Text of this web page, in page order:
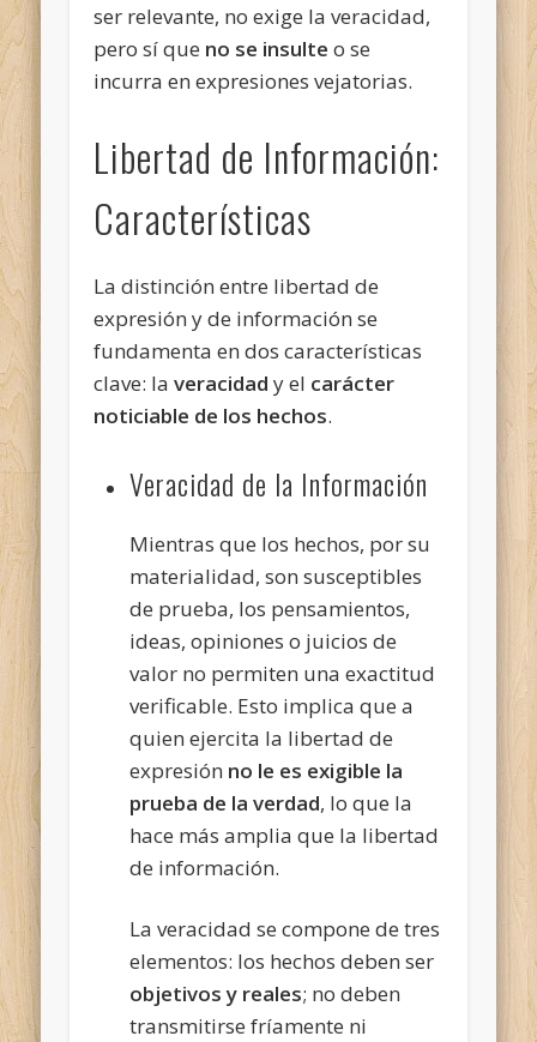
ser relevante, no exige la veracidad,
pero sí que no se insulte o se
incurra en expresiones vejatorias.
Libertad de Información:
Características
La distinción entre libertad de
expresión y de información se
fundamenta en dos características
clave: laveracidad y el carácter
noticiable de los hechos.
Veracidad de la Información
Mientras que los hechos, por su
materialidad, son susceptibles
de prueba, los pensamientos,
ideas, opiniones o juicios de
valor no permiten una exactitud
verificable. Esto implica que a
quien ejercita la libertad de
expresión no le es exigible la
prueba de la verdad, lo que la
hace más amplia que la libertad
de información.
La veracidad se compone de tres
elementos: los hechos deben ser
objetivos y reales; no deben
transmitirse fríamente ni